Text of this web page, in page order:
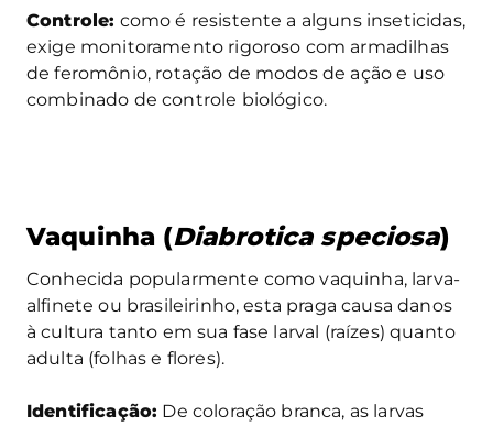
Controle: como é resistente a alguns inseticidas,
exige monitoramento rigoroso com armadilhas
de feromônio, rotação de modos de ação e uso
combinado de controle biológico.
Vaquinha (Diabrotica speciosa)
Conhecida popularmente como vaquinha, larva-
alfinete ou brasileirinho, esta praga causa danos
à cultura tanto em sua fase larval (raízes) quanto
adulta (folhas e flores).
Identificação: De coloração branca, as larvas